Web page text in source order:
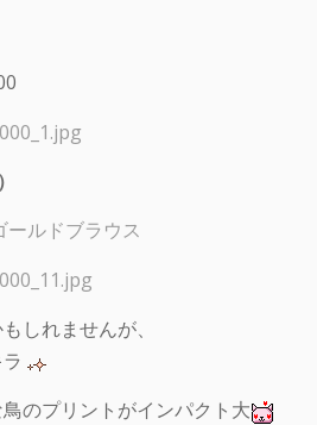
ールドブラウス
しれませんが、
のプリントがインパクト大